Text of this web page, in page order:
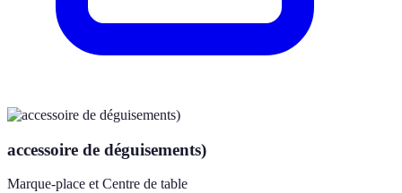
accessoire de déguisements)
Marque-place et Centre de table